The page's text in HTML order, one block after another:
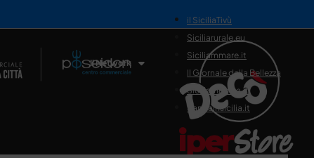
Il Network
il SiciliaTivù
Siciliarurale.eu
Siciliammare.it
Il Giornale della Bellezza
Siciliamedica.it
Sanitainsicilia.it